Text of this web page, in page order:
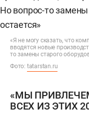
«Я не могу сказать, что
вводятся новые
то замены старого
Фото: tatarstan.ru
«МЫ
ВСЕХ ИЗ ЭТИХ